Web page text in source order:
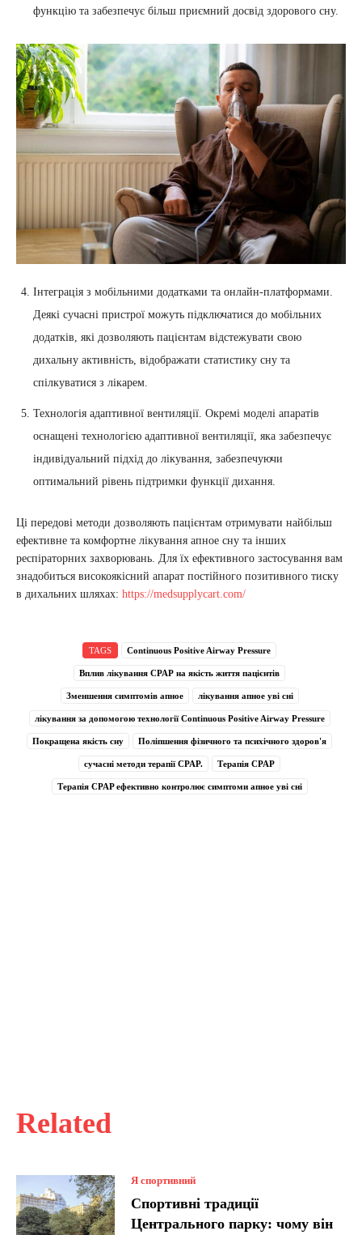
Related
Я спортивний
Спортивні традиції
Центрального парку: чому він
функцію та забезпечує більш приємний досвід здорового сну.
Інтеграція з мобільними додатками та онлайн-платформами.
Деякі сучасні пристрої можуть підключатися до мобільних
додатків, які дозволяють пацієнтам відстежувати свою
дихальну активність, відображати статистику сну та
спілкуватися з лікарем.
Технологія адаптивної вентиляції. Окремі моделі апаратів
оснащені технологією адаптивної вентиляції, яка забезпечує
індивідуальний підхід до лікування, забезпечуючи
оптимальний рівень підтримки функції дихання.
Ці передові методи дозволяють пацієнтам отримувати найбільш
ефективне та комфортне лікування апное сну та інших
респіраторних захворювань. Для їх ефективного застосування вам
знадобиться високоякісний апарат постійного позитивного тиску
в дихальних шляхах: https://medsupplycart.com/
TAGS Continuous Positive Airway Pressure
Вплив лікування СРАР на якість життя пацієнтів
Зменшення симптомів апное лікування апное уві сні
лікування за допомогою технології Continuous Positive Airway Pressure
Покращена якість сну Поліпшення фізичного та психічного здоров'я
сучасні методи терапії СРАР. Терапія CPAP
Терапія CPAP ефективно контролює симптоми апное уві сні